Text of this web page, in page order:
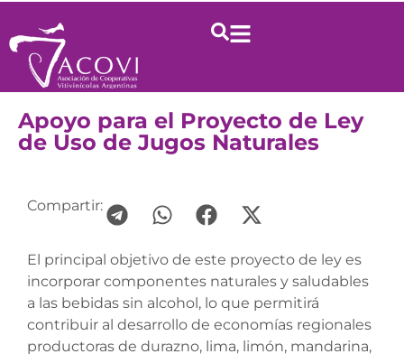
Apoyo para el Proyecto de Ley
de Uso de Jugos Naturales
Compartir:
El principal objetivo de este proyecto de ley es
incorporar componentes naturales y saludables
a las bebidas sin alcohol, lo que permitirá
contribuir al desarrollo de economías regionales
productoras de durazno, lima, limón, mandarina,